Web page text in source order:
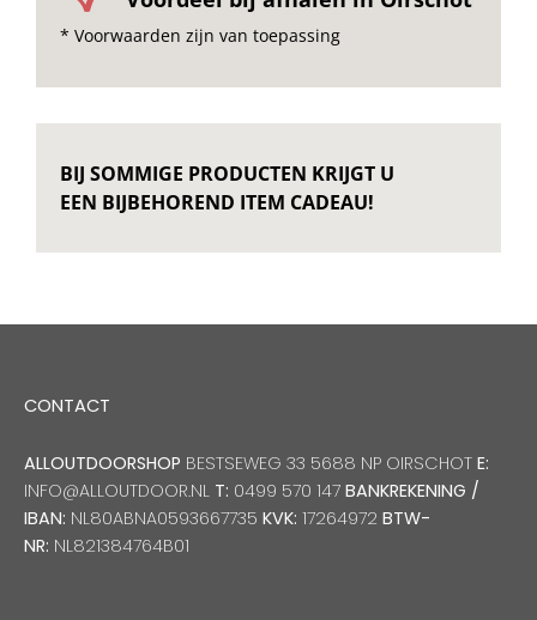
* Voorwaarden zijn van toepassing
BIJ SOMMIGE PRODUCTEN KRIJGT U
EEN BIJBEHOREND ITEM CADEAU!
CONTACT
ALLOUTDOORSHOP BESTSEWEG 33 5688 NP OIRSCHOT E:
INFO@ALLOUTDOOR.NL T: 0499 570 147 BANKREKENING /
IBAN: NL80ABNA0593667735 KVK: 17264972 BTW-
NR: NL821384764B01